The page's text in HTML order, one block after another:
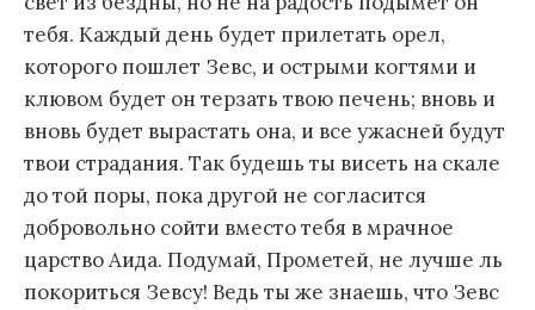
тебя. Каждый день будет прилетать орел,
которого пошлет Зевс, и острыми когтями и
клювом будет он терзать твою печень; вновь и
вновь будет вырастать она, и все ужасней будут
твои страдания. Так будешь ты висеть на скале
до той поры, пока другой не согласится
добровольно сойти вместо тебя в мрачное
царство Аида. Подумай, Прометей, не лучше ль
покориться Зевсу! Ведь ты же знаешь, что Зевс